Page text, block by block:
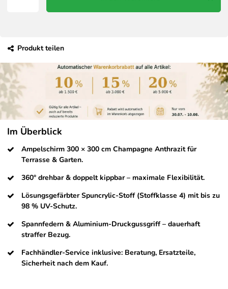
Produkt teilen
Im Überblick
Ampelschirm 300 × 300 cm Champagne Anthrazit für
Terrasse & Garten.
360° drehbar & doppelt kippbar – maximale Flexibilität.
Lösungsgefärbter Spuncrylic-Stoff (Stoffklasse 4) mit bis zu
98 % UV-Schutz.
Spannfedern & Aluminium-Druckgussgriff – dauerhaft
straffer Bezug.
Fachhändler-Service inklusive: Beratung, Ersatzteile,
Sicherheit nach dem Kauf.